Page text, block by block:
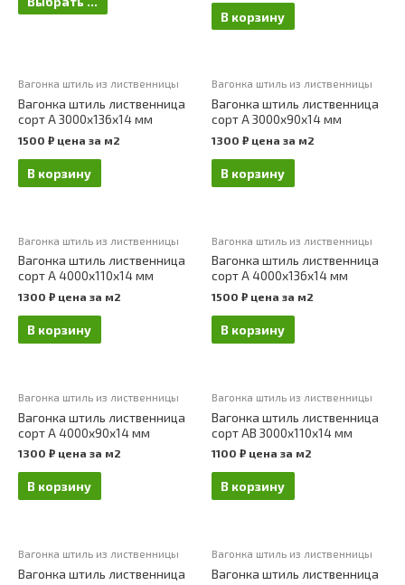
В корзину
Вагонка штиль из лиственницы
Вагонка штиль лиственница
сорт А 3000х136х14 мм
1500 ₽ цена за м2
В корзину
Вагонка штиль из лиственницы
Вагонка штиль лиственница
сорт А 3000х90х14 мм
1300 ₽ цена за м2
В корзину
Вагонка штиль из лиственницы
Вагонка штиль лиственница
сорт А 4000х110х14 мм
1300 ₽ цена за м2
В корзину
Вагонка штиль из лиственницы
Вагонка штиль лиственница
сорт А 4000х136х14 мм
1500 ₽ цена за м2
В корзину
Вагонка штиль из лиственницы
Вагонка штиль лиственница
сорт А 4000х90х14 мм
1300 ₽ цена за м2
В корзину
Вагонка штиль из лиственницы
Вагонка штиль лиственница
сорт АВ 3000х110х14 мм
1100 ₽ цена за м2
В корзину
Вагонка штиль из лиственницы
Вагонка штиль лиственница
Вагонка штиль из лиственницы
Вагонка штиль лиственница